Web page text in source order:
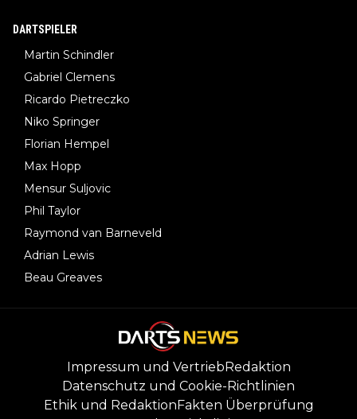
DARTSPIELER
Martin Schindler
Gabriel Clemens
Ricardo Pietreczko
Niko Springer
Florian Hempel
Max Hopp
Mensur Suljovic
Phil Taylor
Raymond van Barneveld
Adrian Lewis
Beau Greaves
Impressum und VertriebRedaktion
Datenschutz und Cookie-Richtlinien
Ethik und RedaktionFakten Überprüfung